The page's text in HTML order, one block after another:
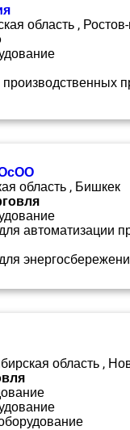
область ,
область , Бишкек
автоматизации
область ,